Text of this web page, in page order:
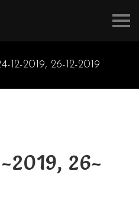
12-2019, 26-12-2019
2019, 26-